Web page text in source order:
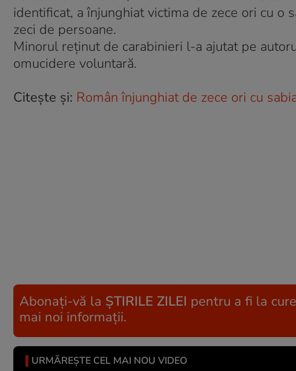
identificat, a înjunghiat victima de zece ori cu o
zeci de persoane.
Minorul reţinut de carabinieri l-a ajutat pe
omucidere voluntară.
Citește și: Român înjunghiat de zece ori cu
Abonați-vă la ȘTIRILE ZILEI pentru a fi la
mai noi informații.
URMĂREȘTE CEL MAI NOU VIDEO